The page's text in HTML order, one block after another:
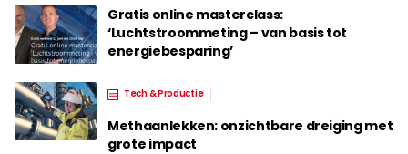
Gratis online masterclass:
‘Luchtstroommeting – van basis tot
energiebesparing’
Tech & Productie
Methaanlekken: onzichtbare dreiging met
grote impact